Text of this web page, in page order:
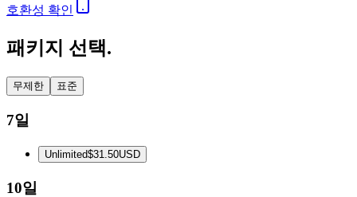
호환성 확인
패키지 선택.
무제한 표준
7일
Unlimited$31.50USD
10일